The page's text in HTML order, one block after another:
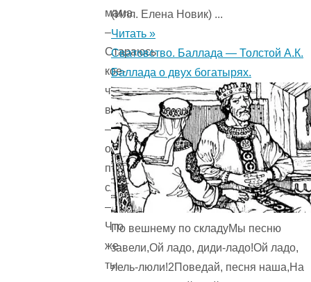
мама.
–
Стараюсь
кое-
что
вспомнить,
–
ответил
папа-
слон.
–
Что
же
ты
(Илл. Елена Новик) ...
Читать »
Сватовство. Баллада — Толстой А.К.
Баллада о двух богатырях.
По вешнему по складуМы песню
завели,Ой ладо, диди-ладо!Ой ладо,
лель-люли!2Поведай, песня наша,На